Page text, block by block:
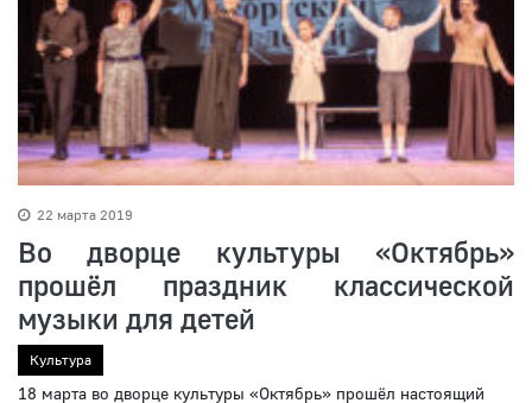
22 марта 2019
Во дворце культуры «Октябрь»
прошёл праздник классической
музыки для детей
Культура
18 марта во дворце культуры «Октябрь» прошёл настоящий